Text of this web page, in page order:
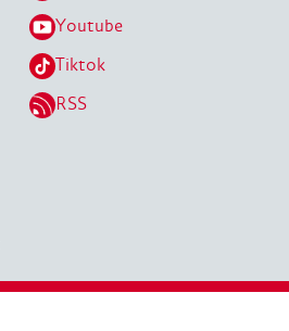
Youtube
Tiktok
RSS